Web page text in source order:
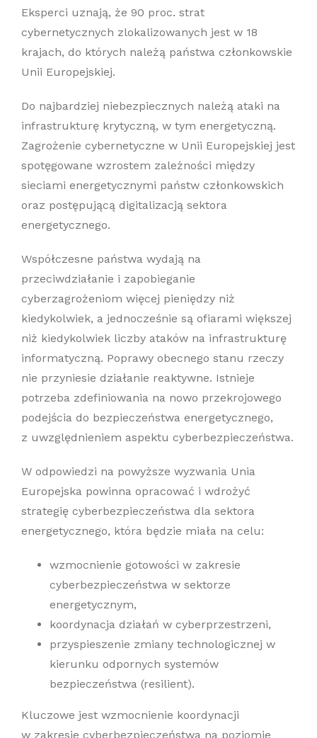
Eksperci uznają, że 90 proc. strat
cybernetycznych zlokalizowanych jest w 18
krajach, do których należą państwa członkowskie
Unii Europejskiej.
Do najbardziej niebezpiecznych należą ataki na
infrastrukturę krytyczną, w tym energetyczną.
Zagrożenie cybernetyczne w Unii Europejskiej jest
spotęgowane wzrostem zależności między
sieciami energetycznymi państw członkowskich
oraz postępującą digitalizacją sektora
energetycznego.
Współczesne państwa wydają na
przeciwdziałanie i zapobieganie
cyberzagrożeniom więcej pieniędzy niż
kiedykolwiek, a jednocześnie są ofiarami większej
niż kiedykolwiek liczby ataków na infrastrukturę
informatyczną. Poprawy obecnego stanu rzeczy
nie przyniesie działanie reaktywne. Istnieje
potrzeba zdefiniowania na nowo przekrojowego
podejścia do bezpieczeństwa energetycznego,
z uwzględnieniem aspektu cyberbezpieczeństwa.
W odpowiedzi na powyższe wyzwania Unia
Europejska powinna opracować i wdrożyć
strategię cyberbezpieczeństwa dla sektora
energetycznego, która będzie miała na celu:
wzmocnienie gotowości w zakresie
cyberbezpieczeństwa w sektorze
energetycznym,
koordynacja działań w cyberprzestrzeni,
przyspieszenie zmiany technologicznej w
kierunku odpornych systemów
bezpieczeństwa (resilient).
Kluczowe jest wzmocnienie koordynacji
w zakresie cyberbezpieczeństwa na poziomie